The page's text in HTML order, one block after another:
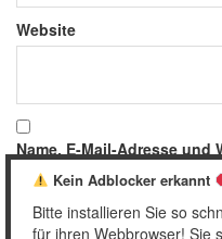
Website
Name, E-Mail-Adresse und
meinen nächsten
Kein Adblocker erkannt
Bitte installieren Sie so
für ihren Webbrowser! Sie